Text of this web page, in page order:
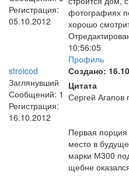
Регистрация:
05.10.2012
фотографиях
хорошо
10:56:05
Профиль
stroicod
Заглянувший
Сообщений: 1
Регистрация:
16.10.2012
Создано:
Цитата
Сергей Агапов
Первая порция
место в
марки М300
щебне